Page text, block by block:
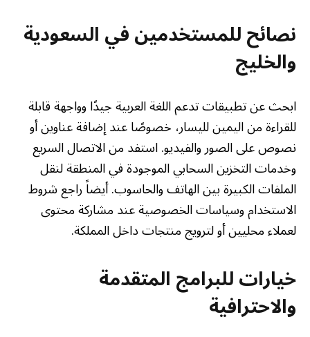
نصائح للمستخدمين في السعودية
والخليج
ابحث عن تطبيقات تدعم اللغة العربية جيدًا وواجهة قابلة
للقراءة من اليمين لليسار، خصوصًا عند إضافة عناوين أو
نصوص على الصور والفيديو. استفد من الاتصال السريع
وخدمات التخزين السحابي الموجودة في المنطقة لنقل
الملفات الكبيرة بين الهاتف والحاسوب. أيضاً راجع شروط
الاستخدام وسياسات الخصوصية عند مشاركة محتوى
لعملاء محليين أو لترويج منتجات داخل المملكة.
خيارات للبرامج المتقدمة
والاحترافية